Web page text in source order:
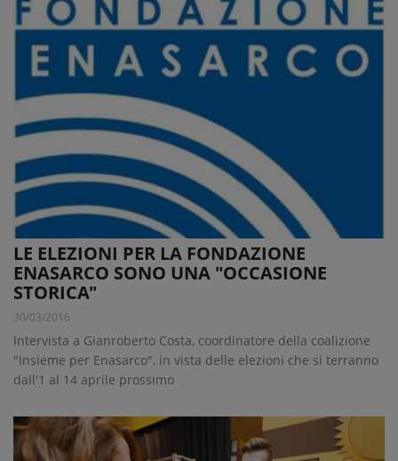
LE ELEZIONI PER LA FONDAZIONE
ENASARCO SONO UNA "OCCASIONE
STORICA"
30/03/2016
Intervista a Gianroberto Costa, coordinatore della coalizione
"Insieme per Enasarco", in vista delle elezioni che si terranno
dall'1 al 14 aprile prossimo